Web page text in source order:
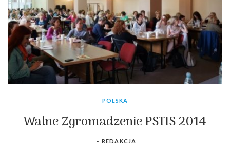
POLSKA
Walne Zgromadzenie PSTIS 2014
- REDAKCJA